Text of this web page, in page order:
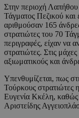
Στην περιοχή
Τάγματος Πεζικού και
αριθμούσαν 165
στρατιώτες του 70
περιγραφές, είχαν να
στρατιώτες. Στις
αξιωματικούς και
Υπενθυμίζεται, πως
Τούρκους στρατιώτες
Ευγενία Κκέλη, καθώς
Αριστείδης